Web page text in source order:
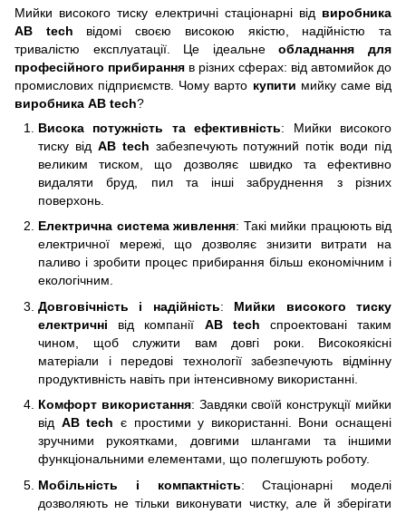
Мийки високого тиску електричні стаціонарні від виробника
AB tech відомі своєю високою якістю, надійністю та
тривалістю експлуатації. Це ідеальнеобладнання для
професійного прибирання в різних сферах: від автомийок до
промислових підприємств. Чому варто купити мийку саме від
виробника AB tech?
Висока потужність та ефективність: Мийки високого
тиску від AB tech забезпечують потужний потік води під
великим тиском, що дозволяє швидко та ефективно
видаляти бруд, пил та інші забруднення з різних
поверхонь.
Електрична система живлення: Такі мийки працюють від
електричної мережі, що дозволяє знизити витрати на
паливо і зробити процес прибирання більш економічним і
екологічним.
Довговічність і надійність: Мийки високого тиску
електричні від компанії AB tech спроектовані таким
чином, щоб служити вам довгі роки. Високоякісні
матеріали і передові технології забезпечують відмінну
продуктивність навіть при інтенсивному використанні.
Комфорт використання: Завдяки своїй конструкції мийки
від AB tech є простими у використанні. Вони оснащені
зручними рукоятками, довгими шлангами та іншими
функціональними елементами, що полегшують роботу.
Мобільність і компактність: Стаціонарні моделі
дозволяють не тільки виконувати чистку, але й зберігати